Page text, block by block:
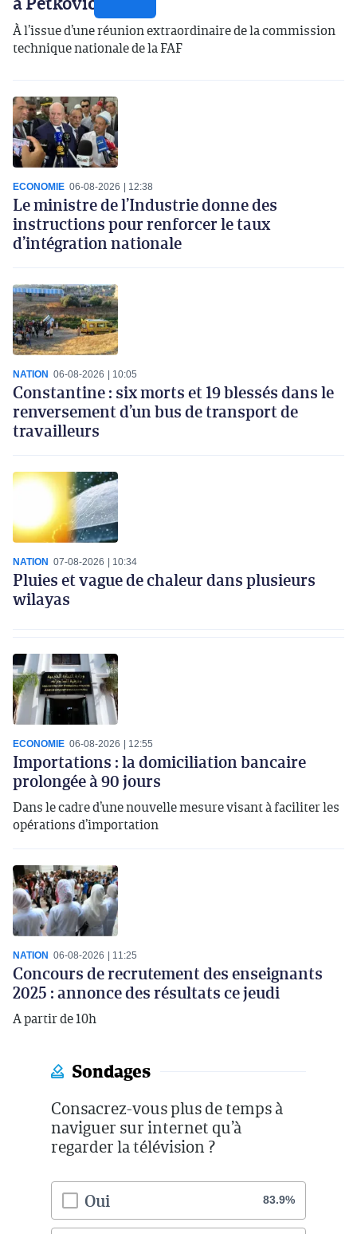
À l’issue d’une réunion extraordinaire de la commission
technique nationale de la FAF
ECONOMIE 06-08-2026 12:38
Le ministre de l’Industrie donne des
instructions pour renforcer le taux
d’intégration nationale
NATION 06-08-2026 10:05
Constantine : six morts et 19 blessés dans le
renversement d’un bus de transport de
travailleurs
NATION 07-08-2026 10:34
Pluies et vague de chaleur dans plusieurs
wilayas
ECONOMIE 06-08-2026 12:55
Importations : la domiciliation bancaire
prolongée à 90 jours
Dans le cadre d’une nouvelle mesure visant à faciliter les
opérations d’importation
NATION 06-08-2026 11:25
Concours de recrutement des enseignants
2025 : annonce des résultats ce jeudi
A partir de 10h
Sondages
Consacrez-vous plus de temps à
naviguer sur internet qu’à
regarder la télévision ?
Oui 83.9%